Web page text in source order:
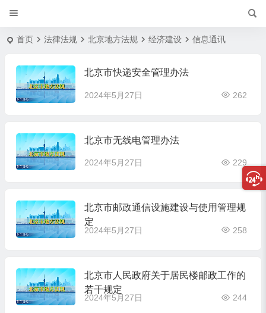
首页 法律法规 北京地方法规 经济建设 信息通讯
北京市快递安全管理办法
2024年5月27日 262
北京市无线电管理办法
2024年5月27日 229
北京市邮政通信设施建设与使用管理规
定
2024年5月27日 258
北京市人民政府关于居民楼邮政工作的
若干规定
2024年5月27日 244